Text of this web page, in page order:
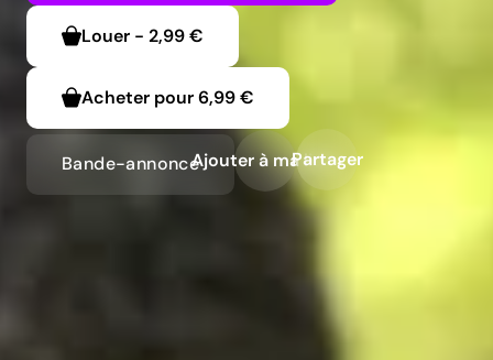
Louer - 2,99 €
Acheter pour6,99 €
Bande-annonceAjouter à ma liste
Partager